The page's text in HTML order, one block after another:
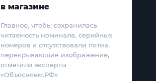
в магазине
Главное, чтобы сохранилась
читаемость номинала, серийных
номеров и отсутствовали пятна,
перекрывающие изображение,
отметили эксперты
«Объясняем.РФ»